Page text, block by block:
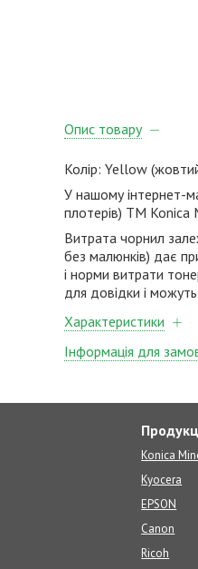
Опис товару
Колір: Yellow
У нашому інтернет-
плотерів) ТМ Konica
Витрата чорнил
без малюнків) дає
і норми витрати
для довідки і
Характеристики
Інформація для
Konica
Kyocera
EPSON
Canon
Ricoh